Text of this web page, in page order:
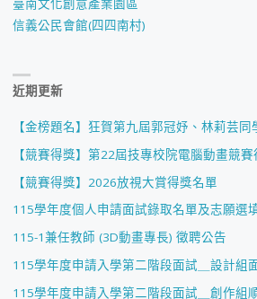
臺南文化創意產業園區
信義公民會館(四四南村)
近期更新
【金榜題名】狂賀第九屆郭冠妤、林莉芸
【競賽得獎】第22屆技專校院電腦動畫競
【競賽得獎】2026放視大賞得獎名單
115學年度個人申請面試錄取名單及志願選
115-1兼任教師 (3D動畫專長) 徵聘公告
115學年度申請入學第二階段面試＿設計組
115學年度申請入學第二階段面試＿創作組